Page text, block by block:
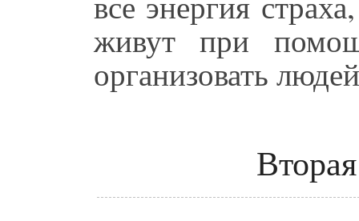
живут при
организовать